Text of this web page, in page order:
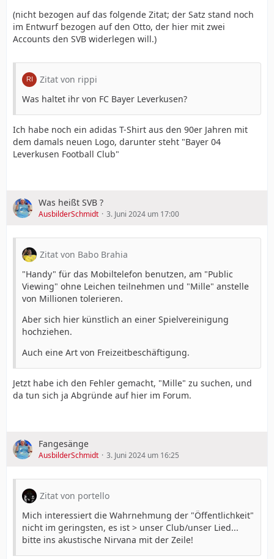
(nicht bezogen auf das folgende Zitat; der Satz stand noch
im Entwurf bezogen auf den Otto, der hier mit zwei
Accounts den SVB widerlegen will.)
Zitat von rippi
Was haltet ihr von FC Bayer Leverkusen?
Ich habe noch ein adidas T-Shirt aus den 90er Jahren mit
dem damals neuen Logo, darunter steht "Bayer 04
Leverkusen Football Club"
Was heißt SVB ?
AusbilderSchmidt 3. Juni 2024 um 17:00
Zitat von Babo Brahia
"Handy" für das Mobiltelefon benutzen, am "Public
Viewing" ohne Leichen teilnehmen und "Mille" anstelle
von Millionen tolerieren.
Aber sich hier künstlich an einer Spielvereinigung
hochziehen.
Auch eine Art von Freizeitbeschäftigung.
Jetzt habe ich den Fehler gemacht, "Mille" zu suchen, und
da tun sich ja Abgründe auf hier im Forum.
Fangesänge
AusbilderSchmidt 3. Juni 2024 um 16:25
Zitat von portello
Mich interessiert die Wahrnehmung der "Öffentlichkeit"
nicht im geringsten, es ist > unser Club/unser Lied...
bitte ins akustische Nirvana mit der Zeile!